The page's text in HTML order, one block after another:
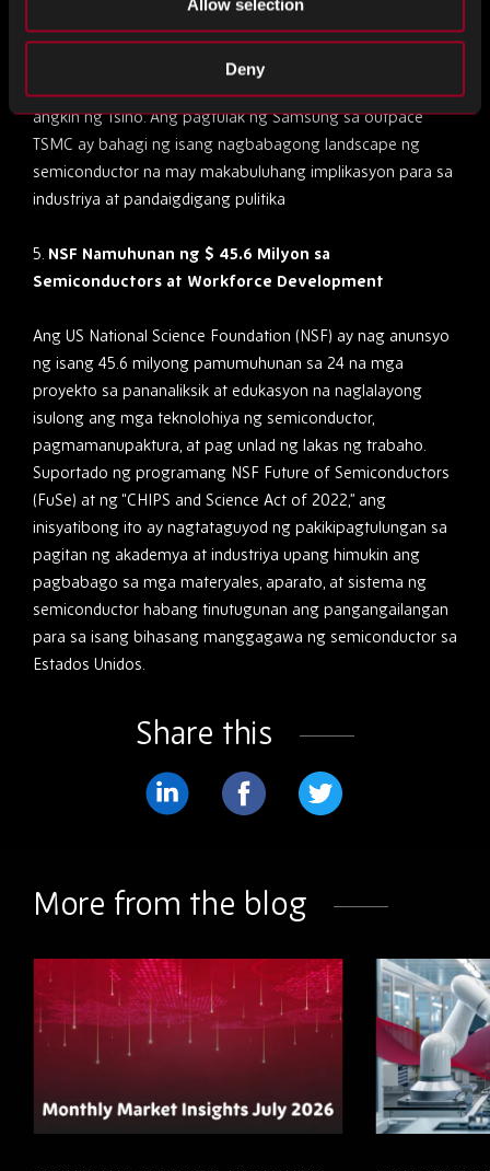
Allow selection
Deny
mga implikasyon sa geopolitical, dahil ang papel ng Taiwan
bilang isang hub ng semiconductor ay gumaganap ng
isang mahalagang papel sa mga estratehikong interes ng
Kanluran at soberanya ng Taiwan sa gitna ng mga pag
angkin ng Tsino. Ang pagtulak ng Samsung sa outpace
TSMC ay bahagi ng isang nagbabagong landscape ng
semiconductor na may makabuluhang implikasyon para sa
industriya at pandaigdigang pulitika
5. NSF Namuhunan ng $ 45.6 Milyon sa
Semiconductors at Workforce Development
Ang US National Science Foundation (NSF) ay nag anunsyo
ng isang 45.6 milyong pamumuhunan sa 24 na mga
proyekto sa pananaliksik at edukasyon na naglalayong
isulong ang mga teknolohiya ng semiconductor,
pagmamanupaktura, at pag unlad ng lakas ng trabaho.
Suportado ng programang NSF Future of Semiconductors
(FuSe) at ng “CHIPS and Science Act of 2022,” ang
inisyatibong ito ay nagtataguyod ng pakikipagtulungan sa
pagitan ng akademya at industriya upang himukin ang
pagbabago sa mga materyales, aparato, at sistema ng
semiconductor habang tinutugunan ang pangangailangan
para sa isang bihasang manggagawa ng semiconductor sa
Estados Unidos.
Share this
More from the blog